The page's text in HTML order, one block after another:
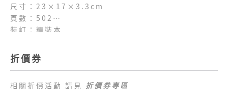
尺寸：23×17×3.3cm
頁數：502
裝訂：精裝本
折價券
相關折價活動 請見 折價券專區